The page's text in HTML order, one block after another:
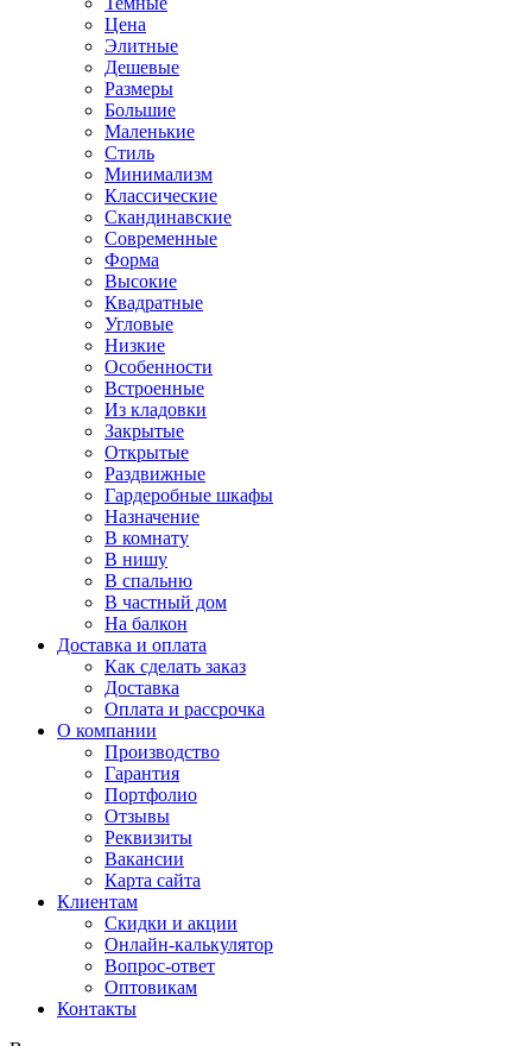
Цена
Элитные
Дешевые
Размеры
Большие
Маленькие
Стиль
Минимализм
Классические
Скандинавские
Современные
Форма
Высокие
Квадратные
Угловые
Низкие
Особенности
Встроенные
Из кладовки
Закрытые
Открытые
Раздвижные
Гардеробные шкафы
Назначение
В комнату
В нишу
В спальню
В частный дом
На балкон
Доставка и оплата
Как сделать заказ
Доставка
Оплата и рассрочка
О компании
Производство
Гарантия
Портфолио
Отзывы
Реквизиты
Вакансии
Карта сайта
Клиентам
Скидки и акции
Онлайн-калькулятор
Вопрос-ответ
Оптовикам
Контакты